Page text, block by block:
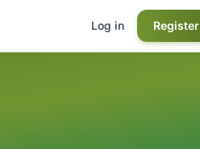
Log in Register